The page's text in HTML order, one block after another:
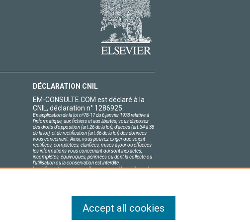
DÉCLARATION CNIL
EM-CONSULTE.COM est déclaré à la
CNIL, déclaration n° 1286925.
En application de la loi nº78-17 du 6 janvier 1978 relative à
l'informatique, aux fichiers et aux libertés, vous disposez
des droits d'opposition (art.26 de la loi), d'accès (art.34 à 38
de la loi), et de rectification (art.36 de la loi) des données
vous concernant. Ainsi, vous pouvez exiger que soient
rectifiées, complétées, clarifiées, mises à jour ou effacées
les informations vous concernant qui sont inexactes,
incomplètes, équivoques, périmées ou dont la collecte ou
l'utilisation ou la conservation est interdite.
Les informations personnelles concernant les visiteurs de
Accept all cookies